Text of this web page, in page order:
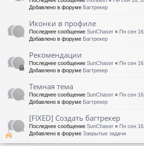
Добавлено в форуме Багтрекер
Иконки в профиле
Последнее сообщение SunChaser « Пн сен
Добавлено в форуме Багтрекер
Рекомендации
Последнее сообщение SunChaser « Пн сен
Добавлено в форуме Багтрекер
Темная тема
Последнее сообщение SunChaser « Пн сен
Добавлено в форуме Багтрекер
[FIXED] Создать багтрекер
Последнее сообщение SunChaser « Пн сен
Добавлено в форуме Закрытые задачи